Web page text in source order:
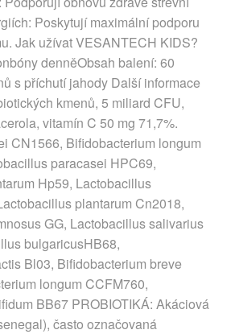
Poskytují maximální podporu
Jak užívat VESANTECH KIDS?
denněObsah balení: 60
s příchutí jahody Další informace
kmenů, 5 miliard CFU,
vitamín C 50 mg 71,7%.
CN1566, Bifidobacterium longum
paracasei HPC69,
Hp59, Lactobacillus
plantarum Cn2018,
GG, Lactobacillus salivarius
bulgaricusHB68,
Bl03, Bifidobacterium breve
longum CCFM760,
BB67 PROBIOTIKÁ: Akáciová
často označovaná